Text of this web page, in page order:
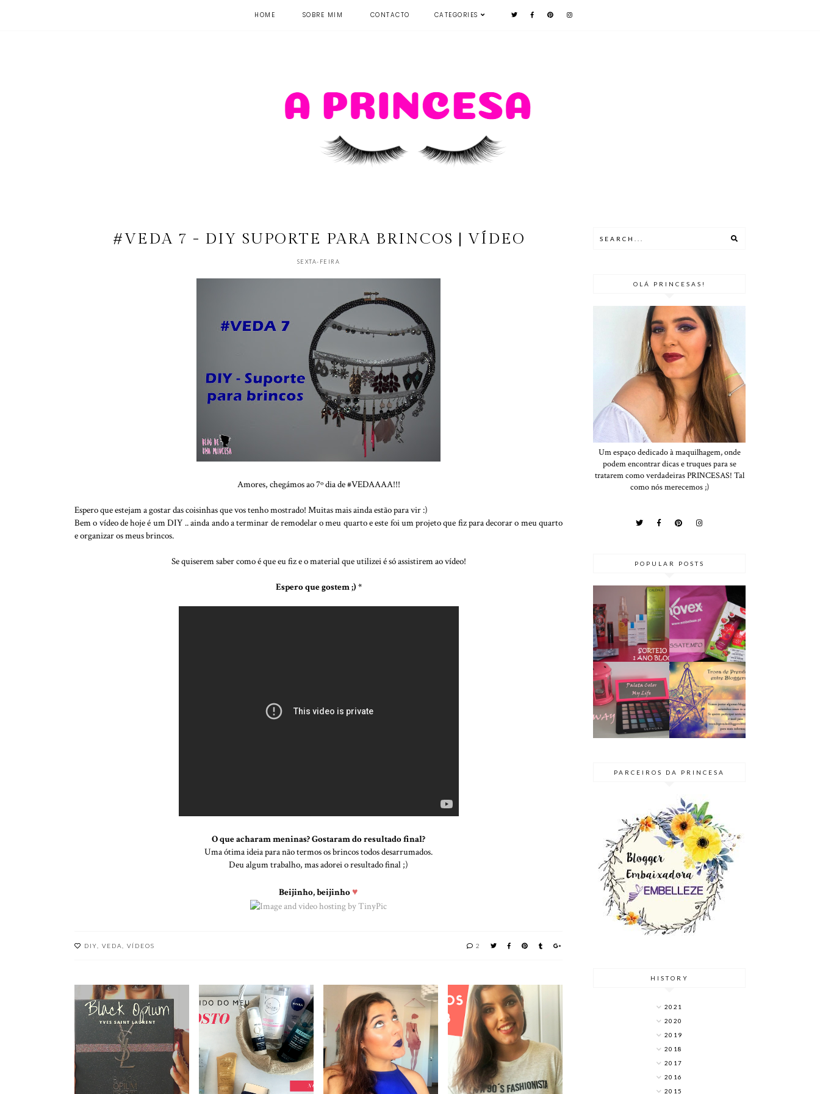
HOME SOBRE MIM CONTACTO CATEGORIES
#VEDA 7 - DIY SUPORTE PARA BRINCOS | VÍDEO
SEXTA-FEIRA
Amores, chegámos ao 7º dia de #VEDAAAA!!!
Espero que estejam a gostar das coisinhas que vos tenho mostrado! Muitas mais ainda estão para vir :)
Bem o vídeo de hoje é um DIY .. ainda ando a terminar de remodelar o meu quarto e este foi um projeto que fiz para decorar o meu quarto
e organizar os meus brincos.
Se quiserem saber como é que eu fiz e o material que utilizei é só assistirem ao vídeo!
Espero que gostem ;) *
O que acharam meninas? Gostaram do resultado final?
Uma ótima ideia para não termos os brincos todos desarrumados.
Deu algum trabalho, mas adorei o resultado final ;)
Beijinho, beijinho ♥
2
DIY VEDA VÍDEOS
REVIEW BLACK
OPIUM | YVES SAINT
LAURENT
ROTINA DE PELE |
CUIDADOS DE NOITE
TUTORIAL BLUE
MAKEUP | VÍDEO
COMPRAS NOS
SALDOS
OLÁ PRINCESAS!
Um espaço dedicado à maquilhagem, onde
podem encontrar dicas e truques para se
tratarem como verdadeiras PRINCESAS! Tal
como nós merecemos ;)
POPULAR POSTS
SORTEIO | 1
ANO DE BLOG
♥ TERMINADO
PASSATEMPO
// KIT NOVEX
TENTAÇÃO
ÁCIDA
GIVEAWAY |
PALETA COLOR
MY LIFE
@SEPHORA
BLOGGER
SECRETO 2015
| TROCA DE
PRENDAS
PARCEIROS DA PRINCESA
HISTORY
2021
2020
2019
2018
2017
2016
2015